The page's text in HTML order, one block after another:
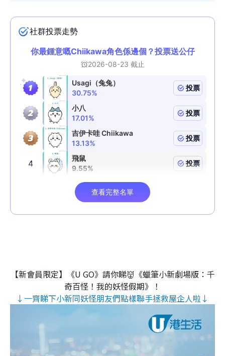
【新會員限定】《U GO》請你睇👹《蠟筆小新劇場版：千
奇百怪！我的妖怪假期》！
↓一齊睇下小新同妖怪朋友們點樣聯手拯救屋企人啦↓